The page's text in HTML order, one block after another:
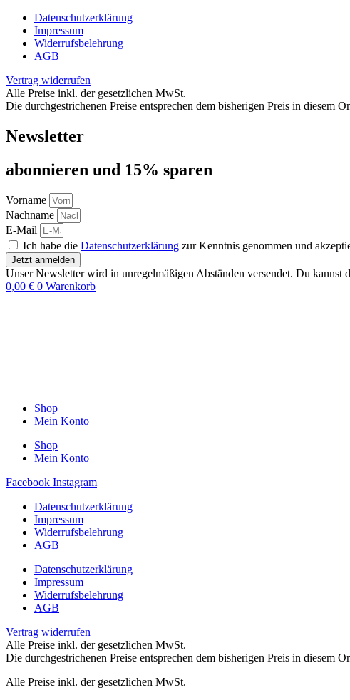
Datenschutzerklärung
Impressum
Widerrufsbelehrung
AGB
Vertrag widerrufen
Alle Preise inkl. der gesetzlichen MwSt.
Die durchgestrichenen Preise entsprechen dem bisherigen Preis in diesem
Newsletter
abon­nie­ren und 15% sparen
Vorname
Nachname
E-Mail
Ich habe die Datenschutzerklärung zur Kenntnis genommen und
Jetzt anmelden
Unser Newsletter wird in unregelmäßigen Abständen versendet. Du kannst
0,00 € 0 Warenkorb
Shop
Mein Konto
Shop
Mein Konto
Facebook Instagram
Datenschutzerklärung
Impressum
Widerrufsbelehrung
AGB
Datenschutzerklärung
Impressum
Widerrufsbelehrung
AGB
Vertrag widerrufen
Alle Preise inkl. der gesetzlichen MwSt.
Die durchgestrichenen Preise entsprechen dem bisherigen Preis in diesem
Alle Preise inkl. der gesetzlichen MwSt.